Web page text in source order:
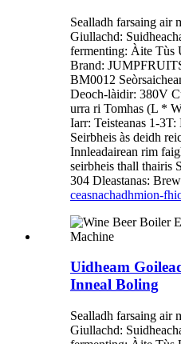
Sealladh farsaing air
Giullachd:
fermenting: Àite Tùs
Brand:
BM0012
Deoch-làidir: 380V
urra ri Tomhas (L *
Iarr: Teisteanas 1-
Seirbheis às deidh
Innleadairean rim
seirbheis thall thairis
304 Dleastanas:
ceasnachadhmion-
Uidheam
Inneal Boling
Sealladh farsaing air
Giullachd: